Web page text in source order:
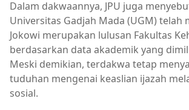
Dalam dakwaannya, JPU juga
Universitas Gadjah Mada (UGM) telah
Jokowi merupakan lulusan Fakultas
berdasarkan data akademik yang
Meski demikian, terdakwa tetap
tuduhan mengenai keaslian ijazah
sosial.